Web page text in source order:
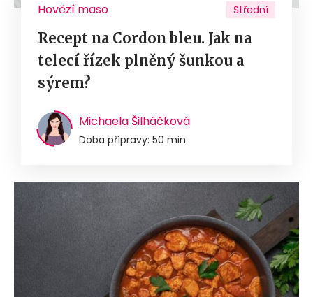
Hovězí maso Střední
Recept na Cordon bleu. Jak na
telecí řízek plněný šunkou a
sýrem?
Michaela Šilháčková
Doba přípravy: 50 min